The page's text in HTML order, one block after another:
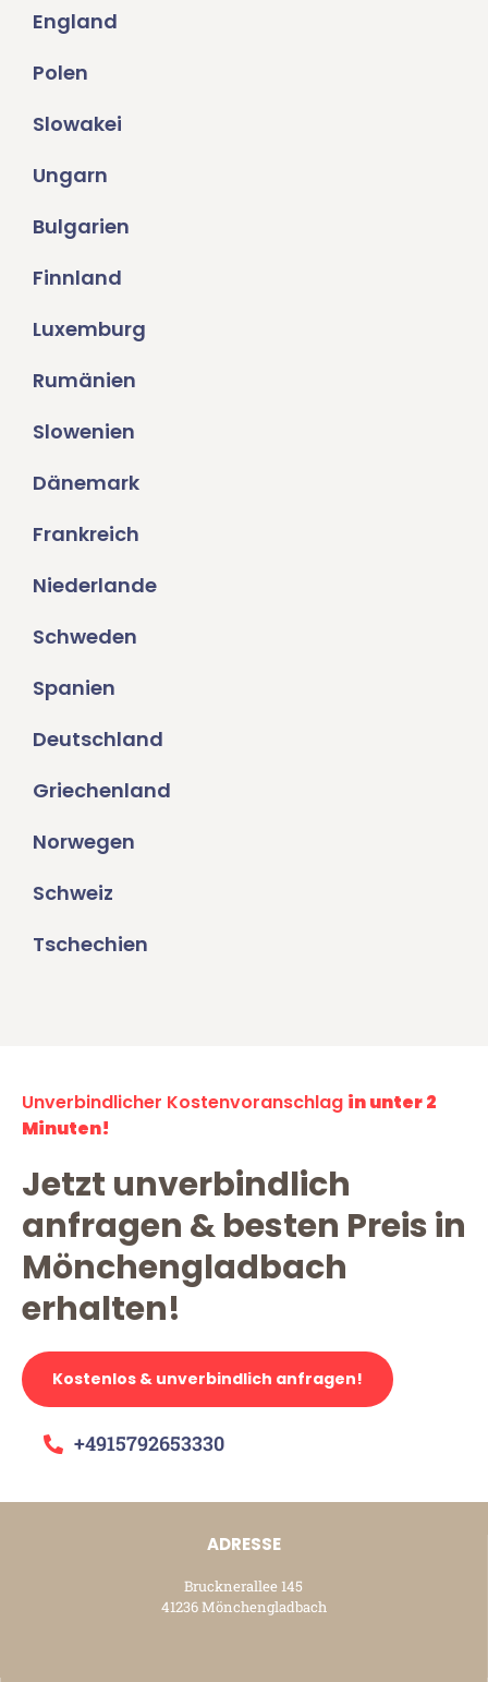
England
Polen
Slowakei
Ungarn
Bulgarien
Finnland
Luxemburg
Rumänien
Slowenien
Dänemark
Frankreich
Niederlande
Schweden
Spanien
Deutschland
Griechenland
Norwegen
Schweiz
Tschechien
Unverbindlicher Kostenvoranschlag in unter 2
Minuten!
Jetzt unverbindlich
anfragen & besten Preis in
Mönchengladbach
erhalten!
Kostenlos & unverbindlich anfragen!
+4915792653330
ADRESSE
Brucknerallee 145
41236 Mönchengladbach